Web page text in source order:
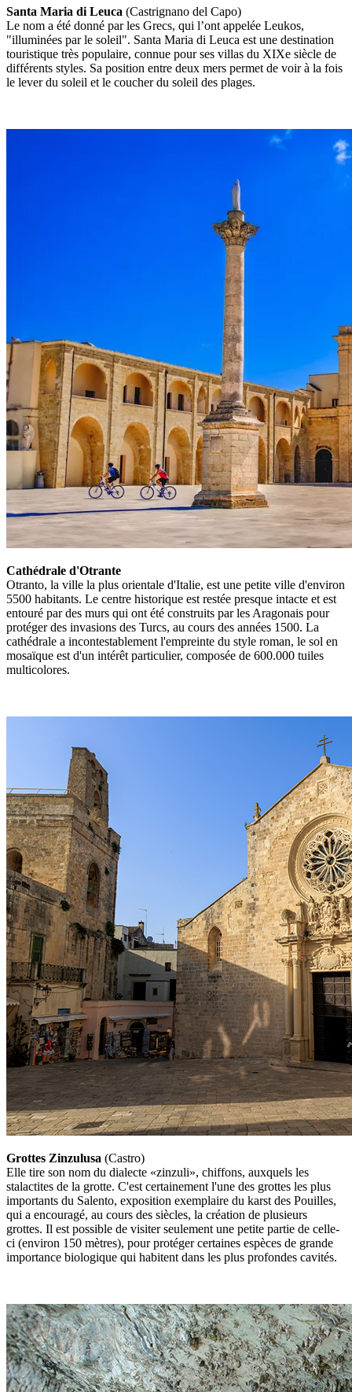
Santa Maria di Leuca (Castrignano del Capo)
Le nom a été donné par les Grecs, qui l’ont appelée Leukos,
"illuminées par le soleil". Santa Maria di Leuca est une destination
touristique très populaire, connue pour ses villas du XIXe siècle de
différents styles. Sa position entre deux mers permet de voir à la fois
le lever du soleil et le coucher du soleil des plages.
Cathédrale d'Otrante
Otranto, la ville la plus orientale d'Italie, est une petite ville d'environ
5500 habitants. Le centre historique est restée presque intacte et est
entouré par des murs qui ont été construits par les Aragonais pour
protéger des invasions des Turcs, au cours des années 1500. La
cathédrale a incontestablement l'empreinte du style roman, le sol en
mosaïque est d'un intérêt particulier, composée de 600.000 tuiles
multicolores.
Grottes Zinzulusa (Castro)
Elle tire son nom du dialecte «zinzuli», chiffons, auxquels les
stalactites de la grotte. C'est certainement l'une des grottes les plus
importants du Salento, exposition exemplaire du karst des Pouilles,
qui a encouragé, au cours des siècles, la création de plusieurs
grottes. Il est possible de visiter seulement une petite partie de celle-
ci (environ 150 mètres), pour protéger certaines espèces de grande
importance biologique qui habitent dans les plus profondes cavités.